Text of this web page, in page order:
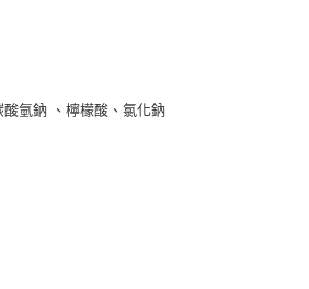
氫鈉 、檸檬酸、氯化鈉